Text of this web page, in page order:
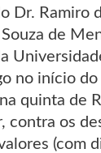
Ramiro
de
no início
quinta de
contra os
(com